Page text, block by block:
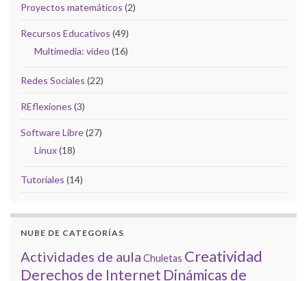
Proyectos matemáticos (2)
Recursos Educativos (49)
Multimedia: vídeo (16)
Redes Sociales (22)
REflexiones (3)
Software Libre(27)
Linux(18)
Tutoriales (14)
NUBE DE CATEGORÍAS
Actividades de aula Chuletas Creatividad
Derechos de Internet Dinámicas de